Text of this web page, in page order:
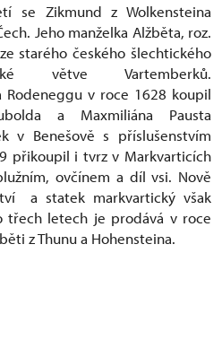
se Zikmund z Wolkensteina
Jeho manželka Alžběta, roz.
starého českého šlechtického
větve Vartemberků.
Rodeneggu v roce 1628 koupil
a Maxmiliána Pausta
v Benešově s příslušenstvím
přikoupil i tvrz v Markvarticích
ovčínem a díl vsi. Nově
a statek markvartický však
třech letech je prodává v roce
z Thunu a Hohensteina.